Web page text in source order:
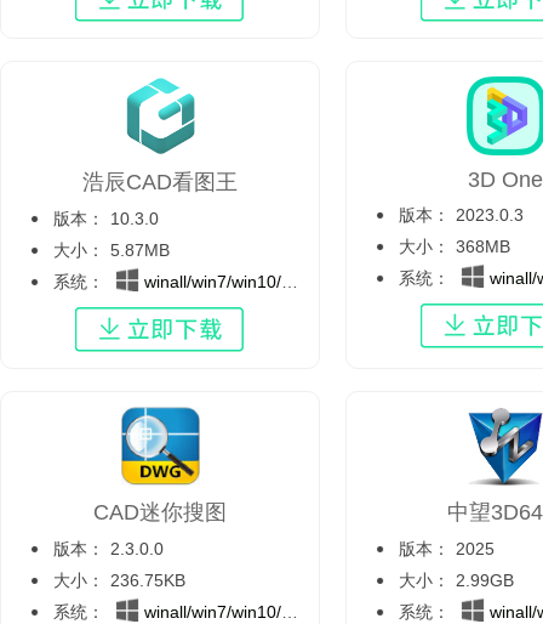
浩辰CAD看图王
版本：
10.3.0
大小：
5.87MB
系统：
winall/win7/win10/win11
3D One
版本：
2023.0.3
大小：
368MB
系统：
winall/
CAD迷你搜图
版本：
2.3.0.0
大小：
236.75KB
系统：
winall/win7/win10/win11
中望
版本：
2025
大小：
2.99GB
系统：
winall/